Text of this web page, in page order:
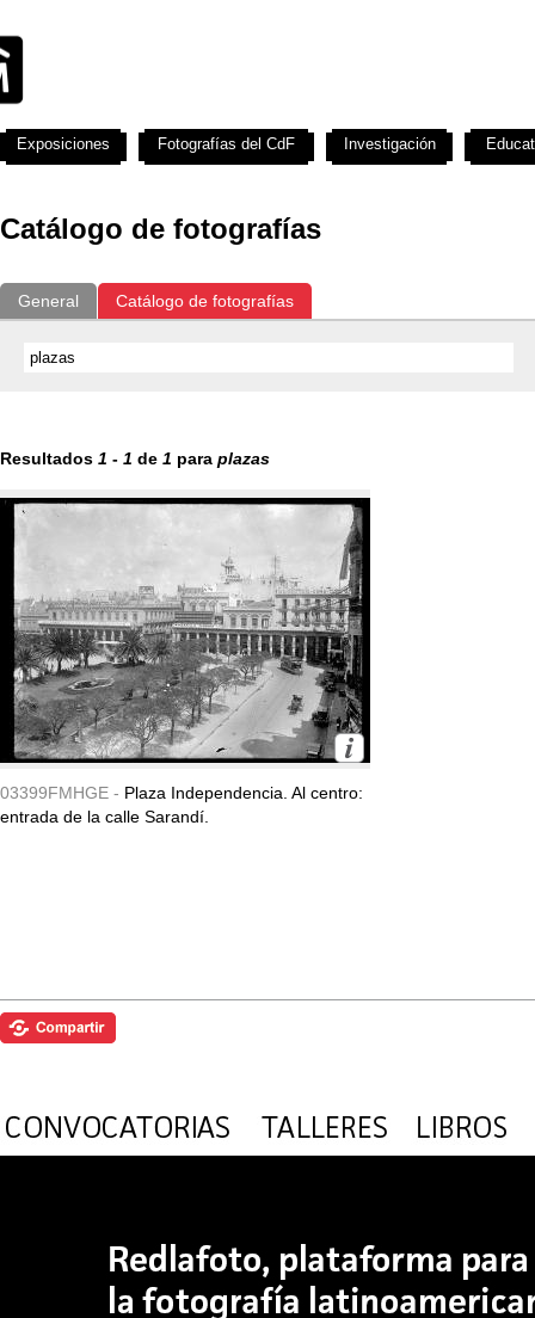
Catálogo de fotografías
General Catálogo de fotografías
Resultados 1 - 1 de 1 para plazas
03399FMHGE - Plaza Independencia. Al centro:
entrada de la calle Sarandí.
Exposiciones Fotografías del CdF Investigación